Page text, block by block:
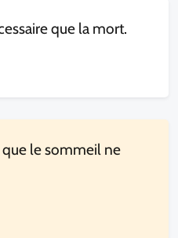
que la mort.
le sommeil ne